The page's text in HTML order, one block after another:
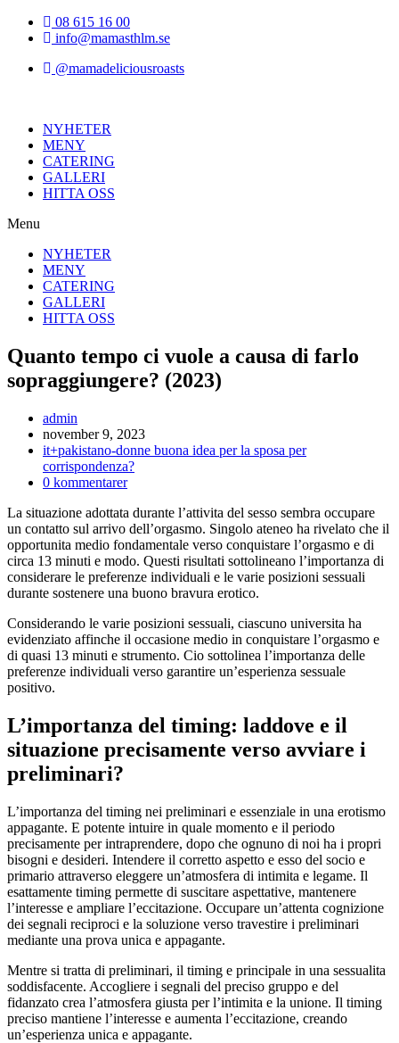
Hoppa
08 615 16 00
info@mamasthlm.se
@mamadeliciousroasts
NYHETER
MENY
CATERING
GALLERI
HITTA OSS
Menu
NYHETER
MENY
CATERING
GALLERI
HITTA OSS
Quanto tempo ci vuole a causa di farlo
sopraggiungere? (2023)
Inläggsförfattare:
admin
Inlägget
publicerat:
november 9, 2023
Inläggskategori:
it+pakistano-donne buona idea per la sposa per
corrispondenza?
Kommentarer
inlägget:
0 kommentarer
La situazione adottata durante l’attivita del sesso sembra occupare
un contatto sul arrivo dell’orgasmo. Singolo ateneo ha rivelato che il
opportunita medio fondamentale verso conquistare l’orgasmo e di
circa 13 minuti e modo. Questi risultati sottolineano l’importanza di
considerare le preferenze individuali e le varie posizioni sessuali
durante sostenere una buono bravura erotico.
Considerando le varie posizioni sessuali, ciascuno universita ha
evidenziato affinche il occasione medio in conquistare l’orgasmo e
di quasi 13 minuti e strumento. Cio sottolinea l’importanza delle
preferenze individuali verso garantire un’esperienza sessuale
positivo.
L’importanza del timing: laddove e il
situazione precisamente verso avviare i
preliminari?
L’importanza del timing nei preliminari e essenziale in una erotismo
appagante. E potente intuire in quale momento e il periodo
precisamente per intraprendere, dopo che ognuno di noi ha i propri
bisogni e desideri. Intendere il corretto aspetto e esso del socio e
primario attraverso eleggere un’atmosfera di intimita e legame. Il
esattamente timing permette di suscitare aspettative, mantenere
l’interesse e ampliare l’eccitazione. Occupare un’attenta cognizione
dei segnali reciproci e la soluzione verso travestire i preliminari
mediante una prova unica e appagante.
Mentre si tratta di preliminari, il timing e principale in una sessualita
soddisfacente. Accogliere i segnali del preciso gruppo e del
fidanzato crea l’atmosfera giusta per l’intimita e la unione. Il timing
preciso mantiene l’interesse e aumenta l’eccitazione, creando
un’esperienza unica e appagante.